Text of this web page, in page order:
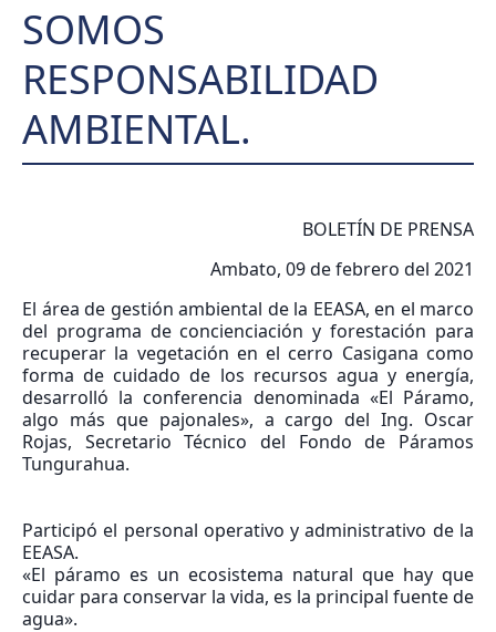
SOMOS
RESPONSABILIDAD
AMBIENTAL.
BOLETÍN DE PRENSA
Ambato, 09 de febrero del 2021
El área de gestión ambiental de la EEASA, en el marco
del programa de concienciación y forestación para
recuperar la vegetación en el cerro Casigana como
forma de cuidado de los recursos agua y energía,
desarrolló la conferencia denominada «El Páramo,
algo más que pajonales», a cargo del Ing. Oscar
Rojas, Secretario Técnico del Fondo de Páramos
Tungurahua.
Participó el personal operativo y administrativo de la
EEASA.
«El páramo es un ecosistema natural que hay que
cuidar para conservar la vida, es la principal fuente de
agua».